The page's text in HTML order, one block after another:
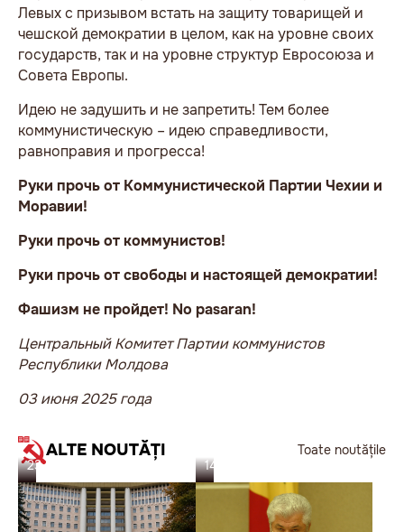
Левых с призывом встать на защиту товарищей и
чешской демократии в целом, как на уровне своих
государств, так и на уровне структур Евросоюза и
Совета Европы.
Идею не задушить и не запретить! Тем более
коммунистическую – идею справедливости,
равноправия и прогресса!
Руки прочь от Коммунистической Партии Чехии и
Моравии!
Руки прочь от коммунистов!
Руки прочь от свободы и настоящей демократии!
Фашизм не пройдет! No pasaran!
Центральный Комитет Партии коммунистов
Республики Молдова
03 июня 2025 года
ALTE NOUTĂȚI
Toate noutățile
23.07.26
14.07.26